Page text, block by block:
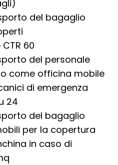
del bagaglio
60
del personale
come officina mobile
di emergenza
24
del bagaglio
per la copertura
in caso di